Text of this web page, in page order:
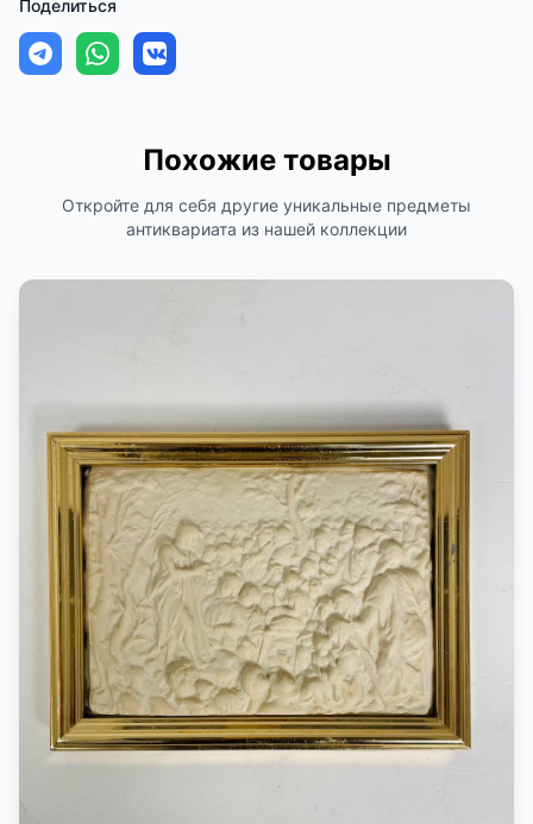
Поделиться
Похожие товары
Откройте для себя другие уникальные предметы
антиквариата из нашей коллекции